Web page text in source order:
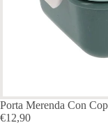
Porta Merenda Con
€12,90